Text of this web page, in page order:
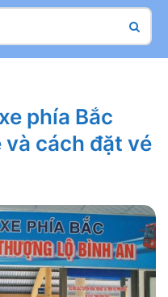
phía Bắc
và cách đặt vé